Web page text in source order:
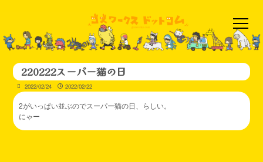
220222スーパー猫の日
2022/02/24 2022/02/22
2がいっぱい並ぶのでスーパー猫の日、らしい。
にゃー